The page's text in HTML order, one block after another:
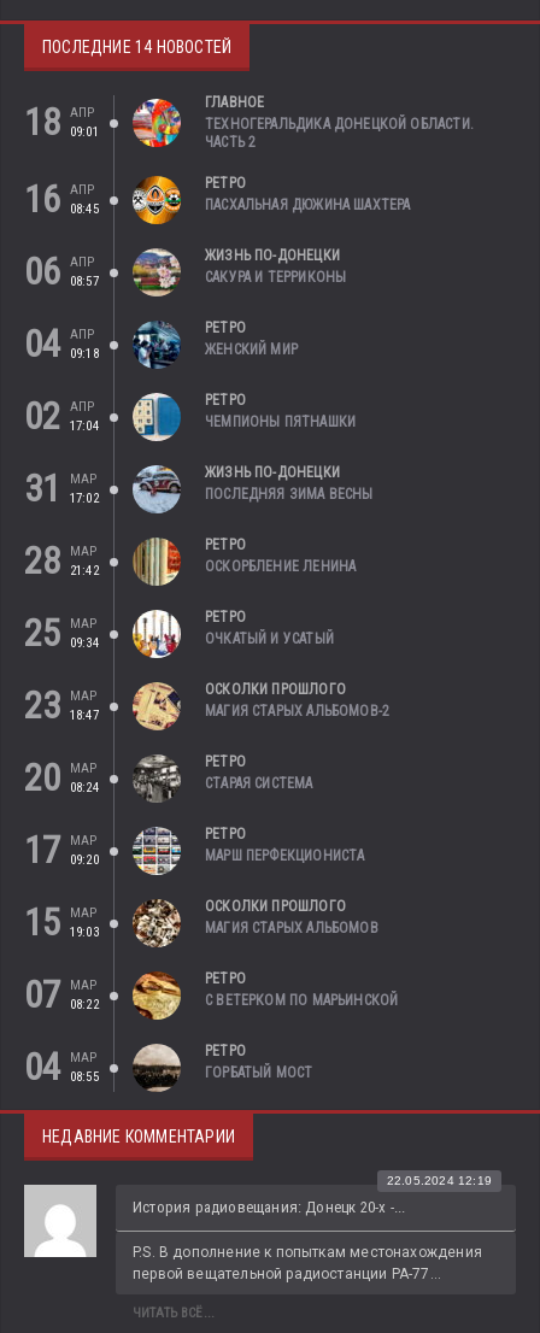
ПОСЛЕДНИЕ 14 НОВОСТЕЙ
18
АПР
09:01
ГЛАВНОЕ
ТЕХНОГЕРАЛЬДИКА ДОНЕЦКОЙ ОБЛАСТИ.
ЧАСТЬ 2
16
АПР
08:45
РЕТРО
ПАСХАЛЬНАЯ ДЮЖИНА ШАХТЕРА
06
АПР
08:57
ЖИЗНЬ ПО-ДОНЕЦКИ
САКУРА И ТЕРРИКОНЫ
04 АПР
09:18
РЕТРО
ЖЕНСКИЙ МИР
02
АПР
17:04
РЕТРО
ЧЕМПИОНЫ ПЯТНАШКИ
31
МАР
17:02
ЖИЗНЬ ПО-ДОНЕЦКИ
ПОСЛЕДНЯЯ ЗИМА ВЕСНЫ
28
МАР
21:42
РЕТРО
ОСКОРБЛЕНИЕ ЛЕНИНА
25
МАР
09:34
РЕТРО
ОЧКАТЫЙ И УСАТЫЙ
23
МАР
18:47
ОСКОЛКИ ПРОШЛОГО
МАГИЯ СТАРЫХ АЛЬБОМОВ-2
20
МАР
08:24
РЕТРО
СТАРАЯ СИСТЕМА
17
МАР
09:20
РЕТРО
МАРШ ПЕРФЕКЦИОНИСТА
15
МАР
19:03
ОСКОЛКИ ПРОШЛОГО
МАГИЯ СТАРЫХ АЛЬБОМОВ
07
МАР
08:22
РЕТРО
С ВЕТЕРКОМ ПО МАРЬИНСКОЙ
04
МАР
08:55
РЕТРО
ГОРБАТЫЙ МОСТ
НЕДАВНИЕ КОММЕНТАРИИ
История радиовещания: Донецк 20-х -...
22.05.2024 12:19
P.S. В дополнение к попыткам местонахождения
первой вещательной радиостанции РА-77...
ЧИТАТЬ ВСЁ...